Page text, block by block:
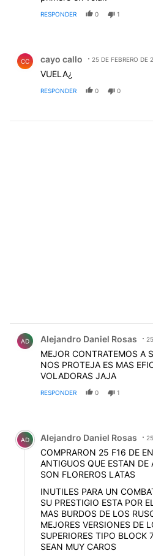
RESPONDER 0 1
CC cayo callo 25 DE FEBRERO DE
VUELA¿
RESPONDER 0 0
AD Alejandro Daniel Rosas
MEJOR CONTRATEMOS A
NOS PROTEJA ES MAS
VOLADORAS JAJA
RESPONDER 0 1
Comentario de Alejandro
AD Alejandro Daniel Rosas
COMPRARON 25 F16 DE
ANTIGUOS QUE ESTAN
SON FLOREROS LATAS
INUTILES PARA UN
SU PRESTIGIO ESTA POR
MAS BURDOS DE LOS
MEJORES VERSIONES DE
SUPERIORES TIPO BLOCK
SEAN MUY CAROS